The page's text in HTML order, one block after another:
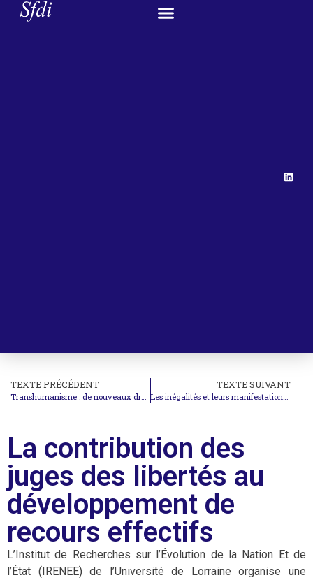
TEXTE PRÉCÉDENT
Transhumanisme : de nouveaux droits ? – Seconde partie
TEXTE SUIVANT
Les inégalités et leurs manifestations en droit international et européen
La contribution des
juges des libertés au
développement de
recours effectifs
L’Institut de Recherches sur l’Évolution de la Nation Et de
l’État (IRENEE) de l’Université de Lorraine organise une